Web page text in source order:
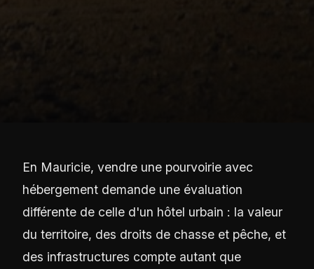
En Mauricie, vendre une pourvoirie avec
hébergement demande une évaluation
différente de celle d'un hôtel urbain : la valeur
du territoire, des droits de chasse et pêche, et
des infrastructures compte autant que